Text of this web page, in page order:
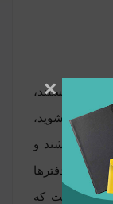
محبوب هستند،
خسته شوید،
4 دیوایدر (جدا کننده) باشند و
دفترها
دفتر دکمه دار 200 برگ نامی است که
×